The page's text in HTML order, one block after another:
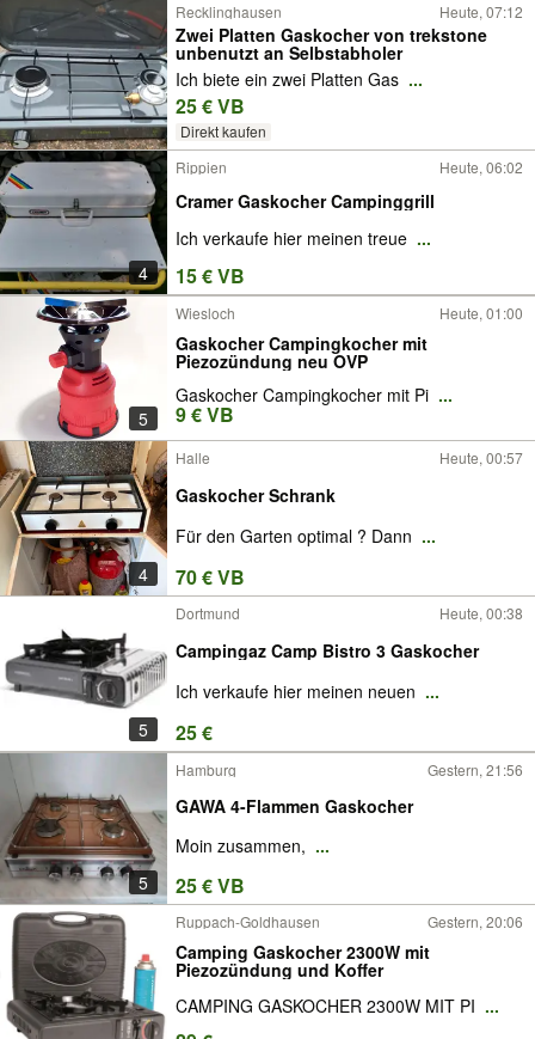
Recklinghausen
Heute, 07:12
Zwei Platten Gaskocher von trekstone
unbenutzt an Selbstabholer
Ich biete ein zwei Platten Gas ...
25 € VB
Direkt kaufen
4
Rippien Heute, 06:02
Cramer Gaskocher Campinggrill
Ich verkaufe hier meinen treue ...
15 € VB
5
Wiesloch Heute, 01:00
Gaskocher Campingkocher mit
Piezozündung neu OVP
Gaskocher Campingkocher mit Pi ...
9 € VB
4
Halle Heute, 00:57
Gaskocher Schrank
Für den Garten optimal ? Dann ...
70 € VB
5
Dortmund Heute, 00:38
Campingaz Camp Bistro 3 Gaskocher
Ich verkaufe hier meinen neuen ...
25 €
5
Hamburg Gestern, 21:56
GAWA 4-Flammen Gaskocher
Moin zusammen, ...
25 € VB
Ruppach-Goldhausen Gestern, 20:06
Camping Gaskocher 2300W mit
Piezozündung und Koffer
CAMPING GASKOCHER 2300W MIT PI ...